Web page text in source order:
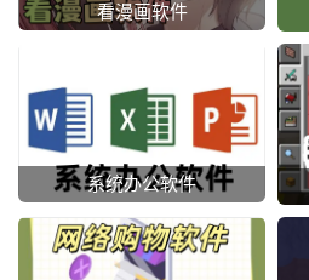
看漫画软件
系统办公软件